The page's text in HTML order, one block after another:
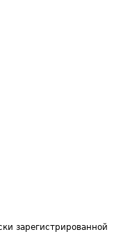
зарегистрированной